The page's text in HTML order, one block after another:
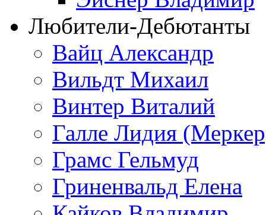
Любители-Дебютанты
Вайц Александр
Вильдт Михаил
Винтер Виталий
Галле Лидия
Грамс Гельмуд
Гриненвальд Елена